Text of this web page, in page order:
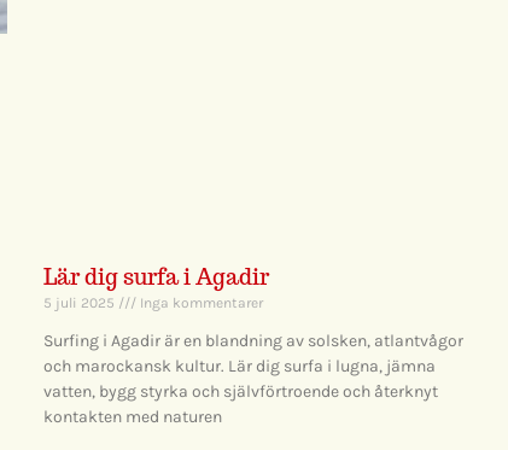
Lär dig surfa i Agadir
5 juli 2025 Inga kommentarer
Surfing i Agadir är en blandning av solsken, atlantvågor
och marockansk kultur. Lär dig surfa i lugna, jämna
vatten, bygg styrka och självförtroende och återknyt
kontakten med naturen